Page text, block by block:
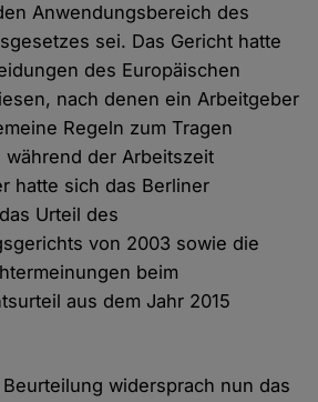
Anwendungsbereich des
sei. Das Gericht hatte
des Europäischen
nach denen ein Arbeitgeber
Regeln zum Tragen
der Arbeitszeit
hatte sich das Berliner
Urteil des
von 2003 sowie die
beim
aus dem Jahr 2015
widersprach nun das